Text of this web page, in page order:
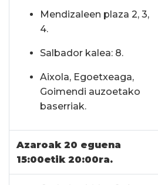
Mendizaleen plaza 2, 3,
4.
Salbador kalea: 8.
Aixola, Egoetxeaga,
Goimendi auzoetako
baserriak.
Azaroak 20 eguena
15:00etik 20:00ra.